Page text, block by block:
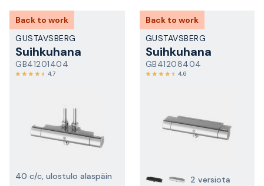
Back to work
GUSTAVSBERG
Suihkuhana
GB41201404
4,7
40 c/c, ulostulo alaspäin
Back to work
GUSTAVSBERG
Suihkuhana
GB41208404
4,6
2 versiota